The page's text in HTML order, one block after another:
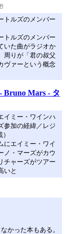
トルズのメンバー
トルズのメンバー
いた曲がラジオか
周りが「君の叔父
ヴァーという概念
Bruno Mars - タ
イミー・ワインハ
参加の経緯／レジ
にエイミー・ワイ
ノ・マーズがカウ
チャーズがツアー
いと
かった本もある。